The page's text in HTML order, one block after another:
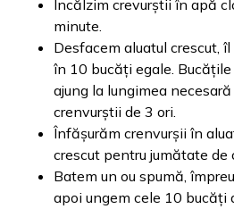
Încălzim crevurștii în apă
minute.
Desfacem aluatul crescut,
în 10 bucăți egale.
ajung la lungimea
crenvurștii de 3 ori.
Înfășurăm crenvurșii în
crescut pentru jumătate de
Batem un ou spumă,
apoi ungem cele 10 bucăți